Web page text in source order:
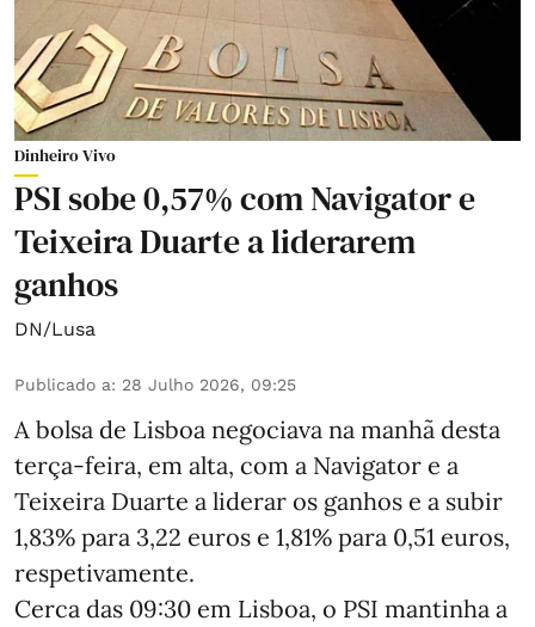
Dinheiro Vivo
PSI sobe 0,57% com Navigator e
Teixeira Duarte a liderarem
ganhos
DN/Lusa
Publicado a: 28 Julho 2026, 09:25
A bolsa de Lisboa negociava na manhã desta
terça-feira, em alta, com a Navigator e a
Teixeira Duarte a liderar os ganhos e a subir
1,83% para 3,22 euros e 1,81% para 0,51 euros,
respetivamente.
Cerca das 09:30 em Lisboa, o PSI mantinha a